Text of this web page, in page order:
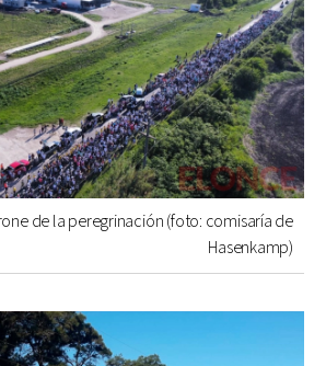
de la peregrinación (foto: comisaría de
Hasenkamp)